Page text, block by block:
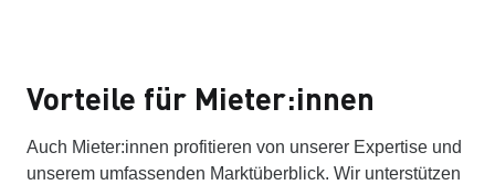
Vorteile für Mieter:innen
Auch Mieter:innen profitieren von unserer Expertise und
unserem umfassenden Marktüberblick. Wir unterstützen